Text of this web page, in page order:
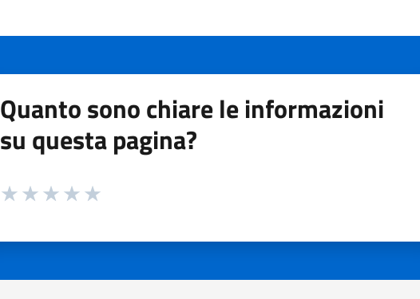
Quanto sono chiare le informazioni
su questa pagina?
Valuta da 1 a 5 stelle la pagina